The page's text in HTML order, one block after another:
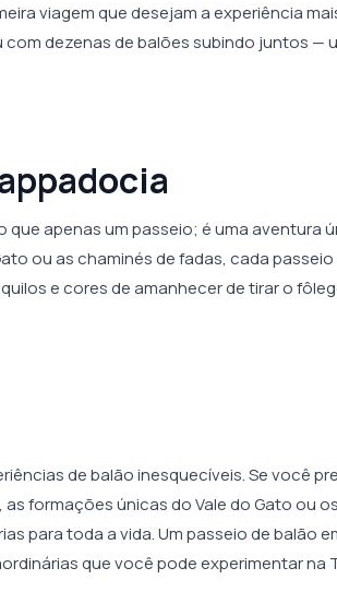
viagem que desejam a experiência
dezenas de balões subindo juntos —
que apenas um passeio; é uma aventura
ou as chaminés de fadas, cada
e cores de amanhecer de tirar o
de balão inesquecíveis. Se você
formações únicas do Vale do Gato ou
para toda a vida. Um passeio de balão
que você pode experimentar na